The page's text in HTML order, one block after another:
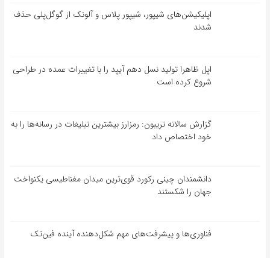
اپلیکیشن‌های شیپور، شیپور پلاس و آلونک از گوگل‌پلی حذف
شدند
اپل ظاهرا تولید نسل دهم آیپد را با تغییرات عمده در طراحی
شروع کرده است
گزارش سالانه تریبون: رمزارز بیشترین تبلیغات در رسانه‌ها را به
خود اختصاص داد
دانشمندان چینی رکورد قوی‌ترین میدان مغناطیسی یکنواخت
جهان را شکستند
فناوری‌ها و پیشرفت‌های مهم شکل‌دهنده آینده فین‌تک